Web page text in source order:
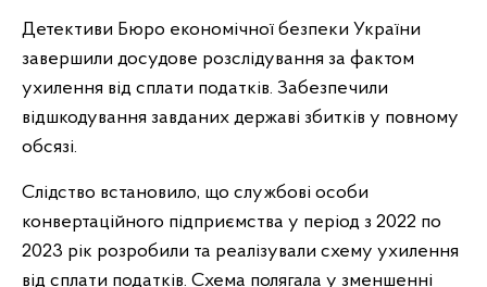
Детективи Бюро економічної безпеки України
завершили досудове розслідування за фактом
ухилення від сплати податків. Забезпечили
відшкодування завданих державі збитків у повному
обсязі.
Слідство встановило, що службові особи
конвертаційного підприємства у період з 2022 по
2023 рік розробили та реалізували схему ухилення
від сплати податків. Схема полягала у зменшенні